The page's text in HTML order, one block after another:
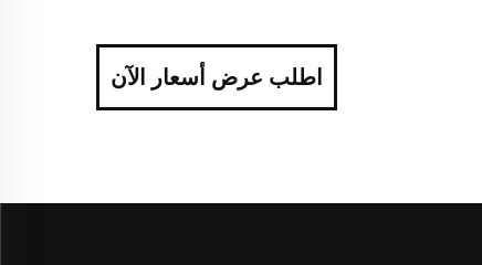
اطلب عرض أسعار الآن